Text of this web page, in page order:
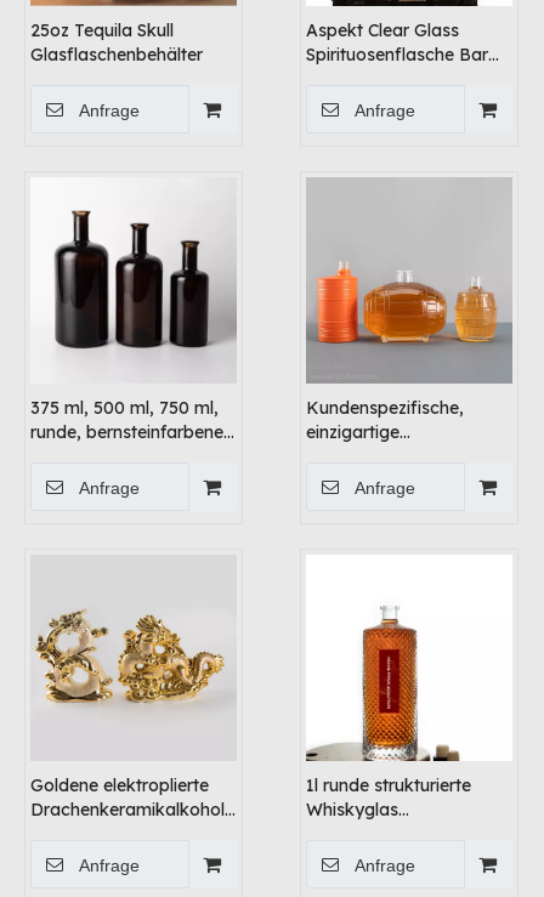
25oz Tequila Skull
Glasflaschenbehälter
Anfrage
Aspekt Clear Glass
Spirituosenflasche Bar
Anfrage
375 ml, 500 ml, 750 ml,
runde, bernsteinfarbene
Anfrage
Kundenspezifische,
einzigartige
Fassfass-Whisky-
Wodka-Likörverpackung
Anfrage
Goldene elektroplierte
Drachenkeramikalkohol -
Anfrage
1l runde strukturierte
Whiskyglas
Anfrage